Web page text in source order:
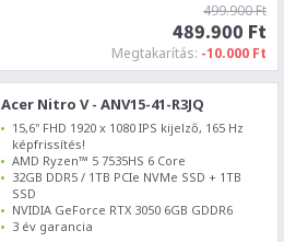
499.900 Ft
489.900 Ft
Megtakarítás: -10.000 Ft
Acer Nitro V - ANV15-41-R3JQ
15,6" FHD 1920 x 1080 IPS kijelző, 165 Hz
képfrissítés!
AMD Ryzen™ 5 7535HS 6 Core
32GB DDR5 / 1TB PCIe NVMe SSD + 1TB
SSD
NVIDIA GeForce RTX 3050 6GB GDDR6
3 év garancia